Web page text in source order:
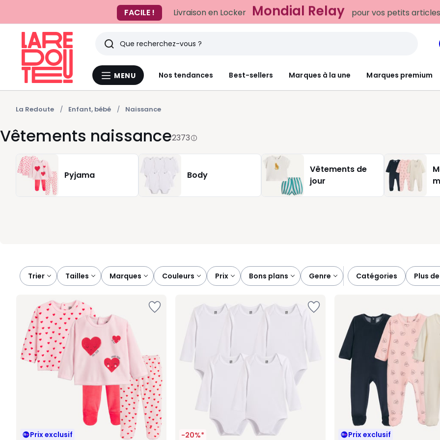
FACILE !
Livraison en Locker Mondial Relay pour vos petits articles
Menu
MENU Nos tendances Best-sellers Marques à la une Marques premium
Rechercher
Derniers
articles
vus
La Redoute Enfant, bébé Naissance
Vêtements naissance2373
Pyjama Body
Vêtements de
jour
Trier
tailles marques couleurs prix bons plans genre catégories plus
Prix exclusif -20%* Prix exclusif